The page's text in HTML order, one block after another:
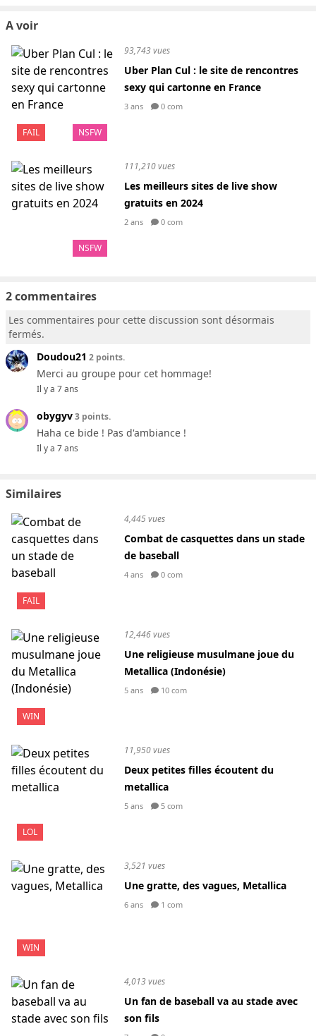
A voir
FAIL NSFW
93,743 vues
Uber Plan Cul : le site de rencontres
sexy qui cartonne en France
3 ans 0 com
NSFW
111,210 vues
Les meilleurs sites de live show
gratuits en 2024
2 ans 0 com
2 commentaires
Les commentaires pour cette discussion sont désormais
fermés.
Doudou21 2 points.
Merci au groupe pour cet hommage!
Il y a 7 ans
obygyv3 points.
Haha ce bide ! Pas d'ambiance !
Il y a 7 ans
Similaires
FAIL
4,445 vues
Combat de casquettes dans un stade
de baseball
4 ans 0 com
WIN
12,446 vues
Une religieuse musulmane joue du
Metallica (Indonésie)
5 ans 10 com
LOL
11,950 vues
Deux petites filles écoutent du
metallica
5 ans 5 com
WIN
3,521 vues
Une gratte, des vagues, Metallica
6 ans 1 com
4,013 vues
Un fan de baseball va au stade avec
son fils